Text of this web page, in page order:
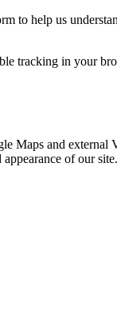
to help us
tracking in your
Maps and
of our